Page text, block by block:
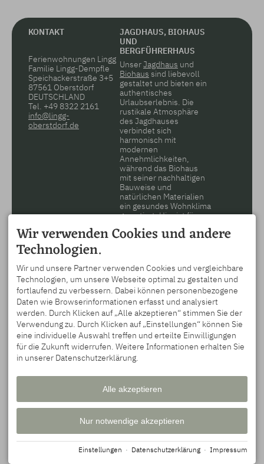
KONTAKT
Ferienwohnungen Lingg
Familie Lingg-Dempfle
Speichackerstraße 3+5
87561 Oberstdorf
DEUTSCHLAND
Tel. +49 8322 2161
info@lingg-
oberstdorf.de
JAGDHAUS, BIOHAUS
UND
BERGFÜHRERHAUS
UnserJagdhaus und
Biohaus sind liebevoll
gestaltet und bieten ein
authentisches
Urlaubserlebnis. Die
rustikale Atmosphäre
des Jagdhauses
verbindet sich
harmonisch mit
modernen
Annehmlichkeiten,
während das Biohaus
mit seiner nachhaltigen
Bauweise und
natürlichen Materialien
ein gesundes Wohnklima
garantiert.Hierist für
FERIENWOHNUNG
INKLUSIVE BERGBAHN
Bei Ihrem Aufenthalt ist
die Nutzung der
Oberstdorf
Kleinwalsertal
Bergbahneninklusive!
Entdecken Sie die
faszinierende Bergwelt
der Allgäuer Alpen und
erleben unvergessliche
Abenteuer. Aber das war
noch lange nicht alles.
Wir bieten zahlreiche
weiteren
SIE HABEN FRAGEN?
Ihnen bei der Planung
Ihres Urlaubs in
Oberstdorf zu helfen. Sie
erreichen uns
telefonisch unter08322
2253oder01709153245
oder über unser
Kontaktformular.
Melden Sie sich zu
unserem
keine Neuigkeiten mehr!
Wir verwenden Cookies und andere
Technologien.
Wir und unsere Partner verwenden Cookies und vergleichbare
Technologien, um unsere Webseite optimal zu gestalten und
fortlaufend zu verbessern. Dabei können personenbezogene
Daten wie Browserinformationen erfasst und analysiert
werden. Durch Klicken auf „Alle akzeptieren“ stimmen Sie der
Verwendung zu. Durch Klicken auf „Einstellungen“ können Sie
eine individuelle Auswahl treffen und erteilte Einwilligungen
für die Zukunft widerrufen. Weitere Informationen erhalten Sie
in unserer Datenschutzerklärung.
Alle akzeptieren
Nur notwendige akzeptieren
Einstellungen · Datenschutzerklärung · Impressum